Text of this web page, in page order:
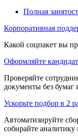
Полная
Корпоративная
Какой соцпакет вы
Оформляйте
Проверяйте
документы без бумаг
Ускорьте подбор в 2
Автоматизируйте
собирайте аналитику